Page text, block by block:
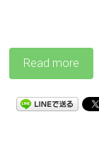
Read more